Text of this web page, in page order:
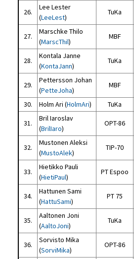
26.
Lee Lester
(LeeLest)
TuKa
27.
Marschke Thilo
(MarscThil)
MBF
28.
Kontala Janne
(KontaJann)
TuKa
29.
Pettersson Johan
(PetteJoha)
MBF
30. Holm Ari (HolmAri) TuKa
31.
Bril Iaroslav
(BrilIaro)
OPT-86
32.
Mustonen Aleksi
(MustoAlek)
TIP-70
33.
Hietikko Pauli
(HietiPaul)
PT Espoo
34.
Hattunen Sami
(HattuSami)
PT 75
35.
Aaltonen Joni
(AaltoJoni)
TuKa
36.
Sorvisto Mika
(SorviMika)
OPT-86